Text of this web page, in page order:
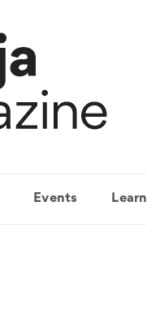
Events Learn